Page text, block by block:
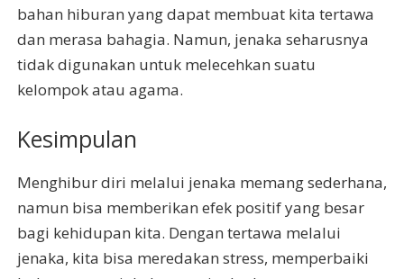
bahan hiburan yang dapat membuat kita tertawa
dan merasa bahagia. Namun, jenaka seharusnya
tidak digunakan untuk melecehkan suatu
kelompok atau agama.
Kesimpulan
Menghibur diri melalui jenaka memang sederhana,
namun bisa memberikan efek positif yang besar
bagi kehidupan kita. Dengan tertawa melalui
jenaka, kita bisa meredakan stress, memperbaiki